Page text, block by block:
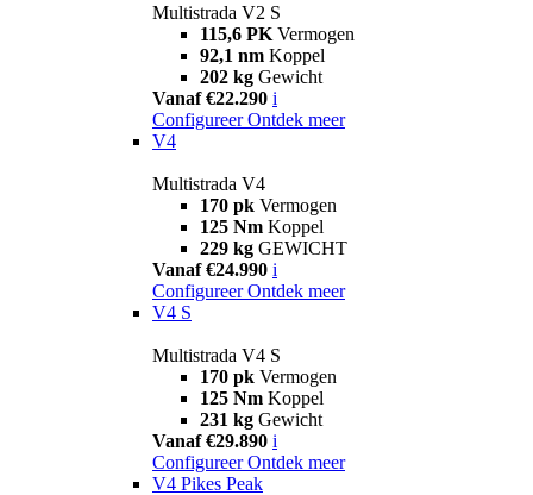
Multistrada V2 S
115,6 PK Vermogen
92,1 nm Koppel
202 kg Gewicht
Vanaf €22.290 i
Configureer Ontdek meer
V4
Multistrada V4
170 pk Vermogen
125 Nm Koppel
229 kg GEWICHT
Vanaf €24.990 i
Configureer Ontdek meer
V4 S
Multistrada V4 S
170 pk Vermogen
125 Nm Koppel
231 kg Gewicht
Vanaf €29.890 i
Configureer Ontdek meer
V4 Pikes Peak